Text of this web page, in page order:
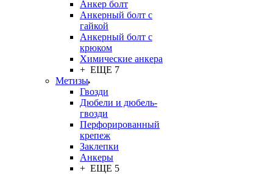
Анкер болт
Анкерный болт с
гайкой
Анкерный болт с
крюком
Химические анкера
+ ЕЩЕ 7
Метизы
Гвозди
Дюбели и дюбель-
гвозди
Перфорированный
крепеж
Заклепки
Анкеры
+ ЕЩЕ 5